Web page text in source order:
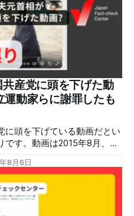
産党に頭を下げた動
動家らに謝罪したも
に頭を下げている動画だとい
です。動画は2015年8月、鳩
。中国共産党に対して頭を下
を嫌うのか、考えたことは
り首相だった鳩山由紀夫が
8月6日